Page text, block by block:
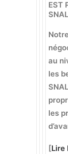
EST
au
les
les
[Lire